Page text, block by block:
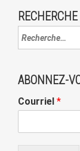
RECHERCHE
ABONNEZ-
Courriel *